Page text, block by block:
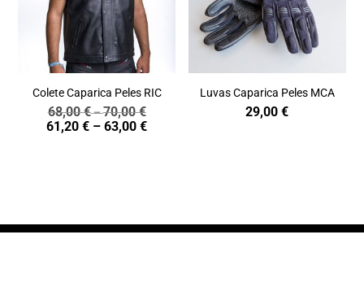
Colete Caparica Peles RIC
68,00€–70,00€Price
range:
61,20€ – 63,00€Price
Luvas Caparica Peles MCA
29,00€